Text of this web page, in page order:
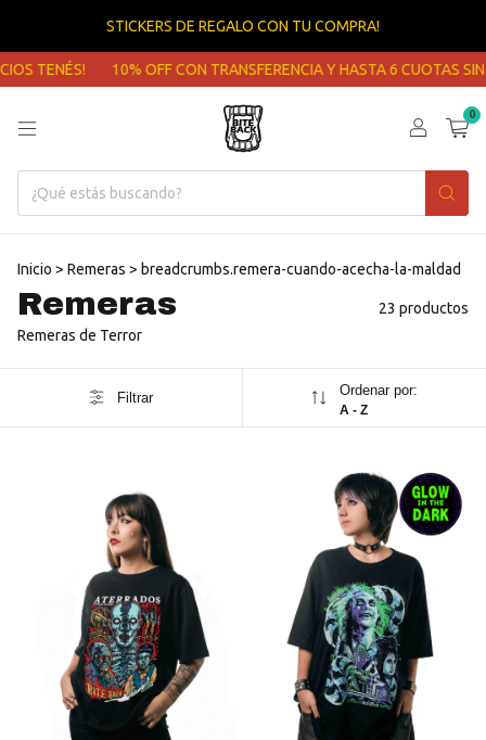
STICKERS DE REGALO CON TU COMPRA!
10% OFF CON TRANSFERENCIA Y HASTA 6 CUOTAS SIN
0
Inicio > Remeras > breadcrumbs.remera-cuando-acecha-la-maldad
Remeras
23 productos
Remeras de Terror
Filtrar Ordenar por:
A - Z